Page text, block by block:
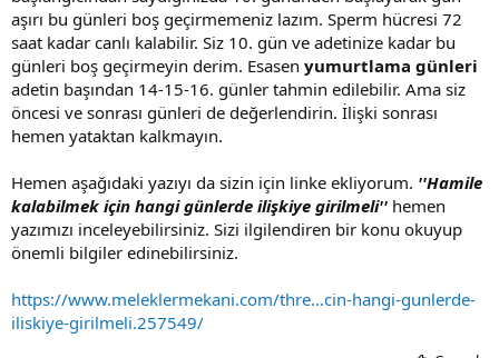
aşırı bu günleri boş geçirmemeniz lazım. Sperm hücresi 72
saat kadar canlı kalabilir. Siz 10. gün ve adetinize kadar bu
günleri boş geçirmeyin derim. Esasen yumurtlama günleri
adetin başından 14-15-16. günler tahmin edilebilir. Ama siz
öncesi ve sonrası günleri de değerlendirin. İlişki sonrası
hemen yataktan kalkmayın.
Hemen aşağıdaki yazıyı da sizin için linke ekliyorum. ''Hamile
kalabilmek için hangi günlerde ilişkiye girilmeli'' hemen
yazımızı inceleyebilirsiniz. Sizi ilgilendiren bir konu okuyup
önemli bilgiler edinebilirsiniz.
https://www.meleklermekani.com/thre...cin-hangi-gunlerde-
iliskiye-girilmeli.257549/